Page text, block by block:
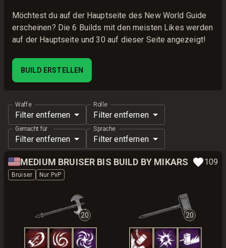
Möchtest du auf der Hauptseite des New World Guide
erscheinen? Die 6 Builds mit den meisten Likes werden
auf der Hauptseite und 30 auf dieser Seite angezeigt!
BUILD ERSTELLEN
Waffe
Filter entfernen
Rolle
Filter entfernen
Gemacht für
Filter entfernen
Sprache
Filter entfernen
🇺🇸MEDIUM BRUISER BIS BUILD BY MIKARS 109
Bruiser Nur PvP
20 20